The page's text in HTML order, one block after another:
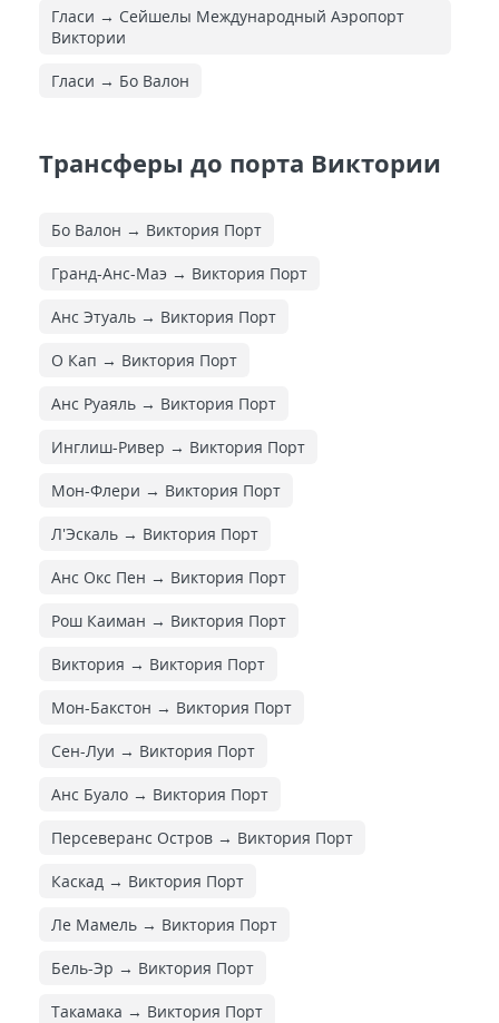
Гласи → Сейшелы Международный Аэропорт
Виктории
Гласи → Бо Валон
Трансферы до порта Виктории
Бо Валон → Виктория Порт
Гранд-Анс-Маэ → Виктория Порт
Анс Этуаль → Виктория Порт
О Кап → Виктория Порт
Анс Руаяль → Виктория Порт
Инглиш-Ривер → Виктория Порт
Мон-Флери → Виктория Порт
Л'Эскаль → Виктория Порт
Анс Окс Пен → Виктория Порт
Рош Каиман → Виктория Порт
Виктория → Виктория Порт
Мон-Бакстон → Виктория Порт
Сен-Луи → Виктория Порт
Анс Буало → Виктория Порт
Персеверанс Остров → Виктория Порт
Каскад → Виктория Порт
Ле Мамель → Виктория Порт
Бель-Эр → Виктория Порт
Такамака → Виктория Порт